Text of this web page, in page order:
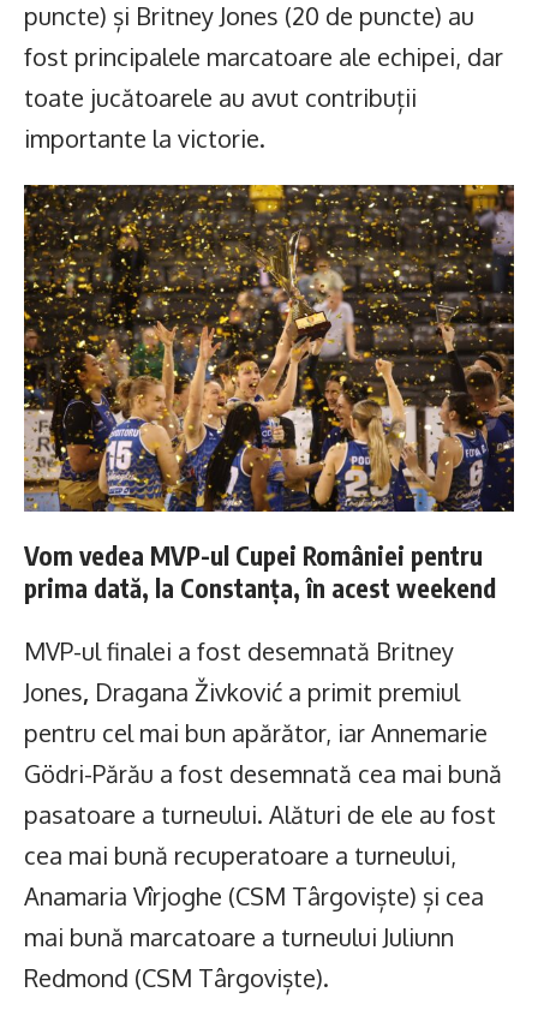
puncte) și Britney Jones (20 de puncte) au
fost principalele marcatoare ale echipei, dar
toate jucătoarele au avut contribuții
importante la victorie.
Vom vedea MVP-ul Cupei României pentru
prima dată, la Constanța, în acest weekend
MVP-ul finalei a fost desemnată Britney
Jones, Dragana Živković a primit premiul
pentru cel mai bun apărător, iar Annemarie
Gödri-Părău a fost desemnată cea mai bună
pasatoare a turneului. Alături de ele au fost
cea mai bună recuperatoare a turneului,
Anamaria Vîrjoghe (CSM Târgoviște) și cea
mai bună marcatoare a turneului Juliunn
Redmond (CSM Târgoviște).